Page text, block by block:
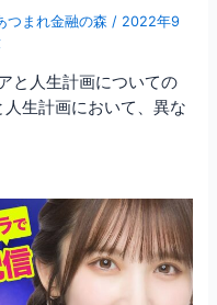
つまれ金融の森 / 2022年9
と人生計画についての
生計画において、異な